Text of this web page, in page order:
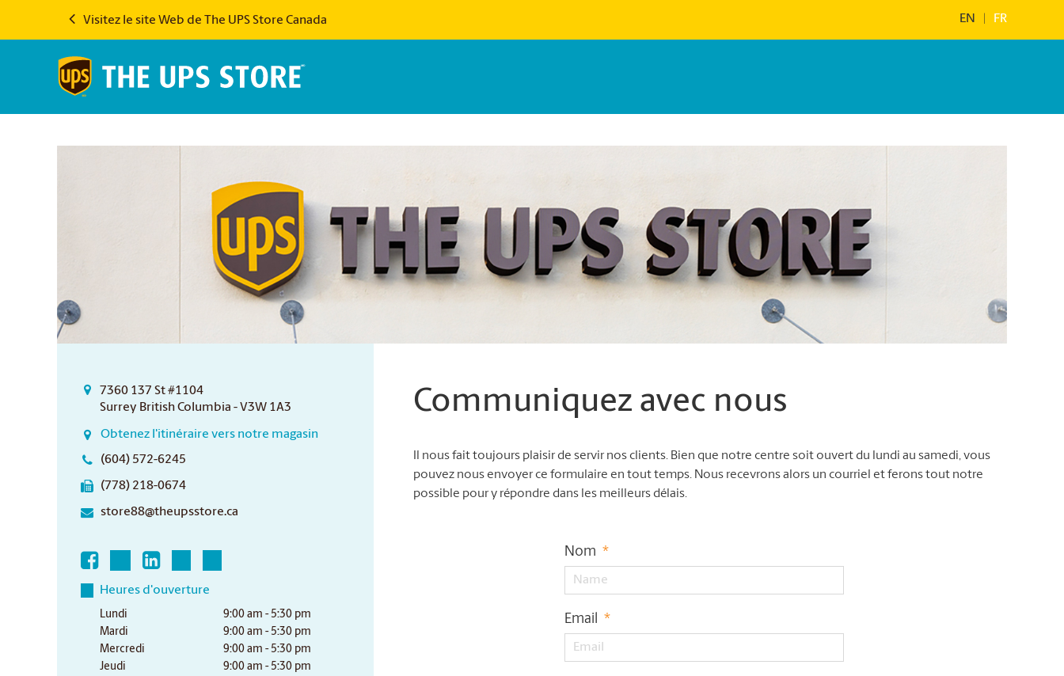
Visitez le site Web de The UPS Store Canada EN FR
7360 137 St #1104
Surrey British Columbia - V3W 1A3
Obtenez l'itinéraire vers notre magasin
(604) 572-6245
(778) 218-0674
store88@theupsstore.ca
Heures d'ouverture
Lundi
9:00 am - 5:30 pm
Mardi
9:00 am - 5:30 pm
Mercredi
9:00 am - 5:30 pm
Jeudi
9:00 am - 5:30 pm
Communiquez avec nous
Il nous fait toujours plaisir de servir nos clients. Bien que notre centre soit ouvert du lundi au samedi, vous
pouvez nous envoyer ce formulaire en tout temps. Nous recevrons alors un courriel et ferons tout notre
possible pour y répondre dans les meilleurs délais.
Nom *
Email *